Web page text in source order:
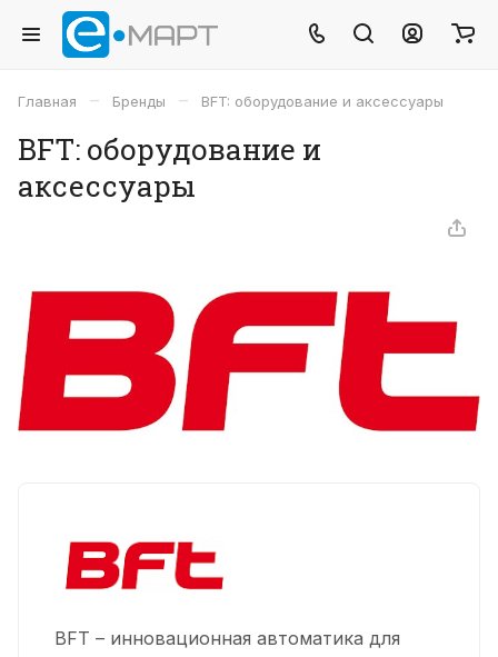
Главная – Бренды – BFT: оборудование и аксессуары
BFT: оборудование и
аксессуары
BFT – инновационная автоматика для